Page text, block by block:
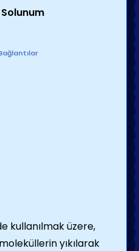
kullanılmak üzere,
yıkılarak